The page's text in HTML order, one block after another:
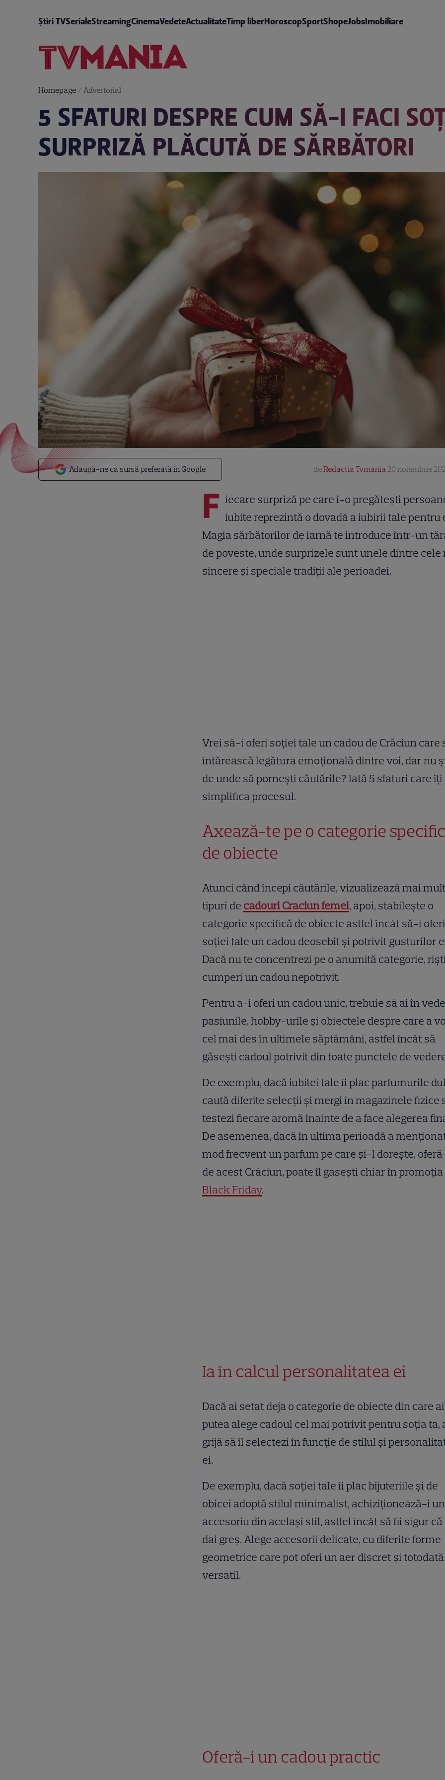
Știri TVSerialeStreamingCinemaVedeteActualitateTimp liberHoroscopSportShopeJobsImobiliare
Homepage/ Advertorial
5 SFATURI DESPRE CUM SĂ-I FACI
SURPRIZĂ PLĂCUTĂ DE SĂRBĂTORI
Adaugă-ne ca sursă preferată în Google deRedactia Tvmania 20 noiembrie
F iecare surpriză pe care i-o pregătești
iubite reprezintă o dovadă a iubirii tale pentru
Magia sărbătorilor de iarnă te introduce într-un
de poveste, unde surprizele sunt unele dintre cele
sincere și speciale tradiții ale perioadei.
Vrei să-i oferi soției tale un cadou de Crăciun care
întărească legătura emoțională dintre voi, dar nu
de unde să pornești căutările? Iată 5 sfaturi care îți
simplifica procesul.
Axează-te pe o categorie
de obiecte
Atunci când începi căutările, vizualizează mai
tipuri de cadouri Craciun femei, apoi, stabilește o
categorie specifică de obiecte astfel încât să-i oferi
soției tale un cadou deosebit și potrivit gusturilor
Dacă nu te concentrezi pe o anumită categorie,
cumperi un cadou nepotrivit.
Pentru a-i oferi un cadou unic, trebuie să ai în
pasiunile, hobby-urile și obiectele despre care a
cel mai des în ultimele săptămâni, astfel încât să
găsești cadoul potrivit din toate punctele de
De exemplu, dacă iubitei tale îi plac parfumurile
caută diferite selecții și mergi în magazinele fizice
testezi fiecare aromă înainte de a face alegerea
De asemenea, dacă în ultima perioadă a
mod frecvent un parfum pe care și-l dorește,
de acest Crăciun, poate îl gasești chiar în promoția
Black Friday.
Ia în calcul personalitatea ei
Dacă ai setat deja o categorie de obiecte din care ai
putea alege cadoul cel mai potrivit pentru soția ta,
grijă să îl selectezi în funcție de stilul și
ei.
De exemplu, dacă soției tale îi plac bijuteriile și de
obicei adoptă stilul minimalist, achiziționează-i un
accesoriu din același stil, astfel încât să fii sigur că
dai greș. Alege accesorii delicate, cu diferite forme
geometrice care pot oferi un aer discret și totodată
versatil.
Oferă-i un cadou practic